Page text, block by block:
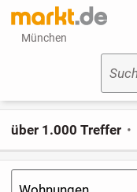
München
über 1.000 Treffer